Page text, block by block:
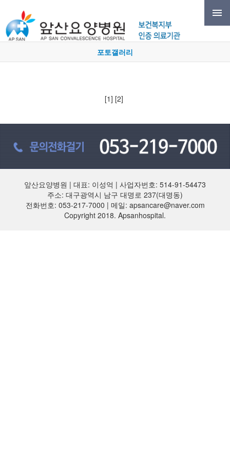
포토갤러리
[1] [2]
앞산요양병원 | 대표: 이성억 | 사업자번호: 514-91-54473
주소: 대구광역시 남구 대명로 237(대명동)
전화번호: 053-217-7000 | 메일: apsancare@naver.com
Copyright 2018. Apsanhospital.